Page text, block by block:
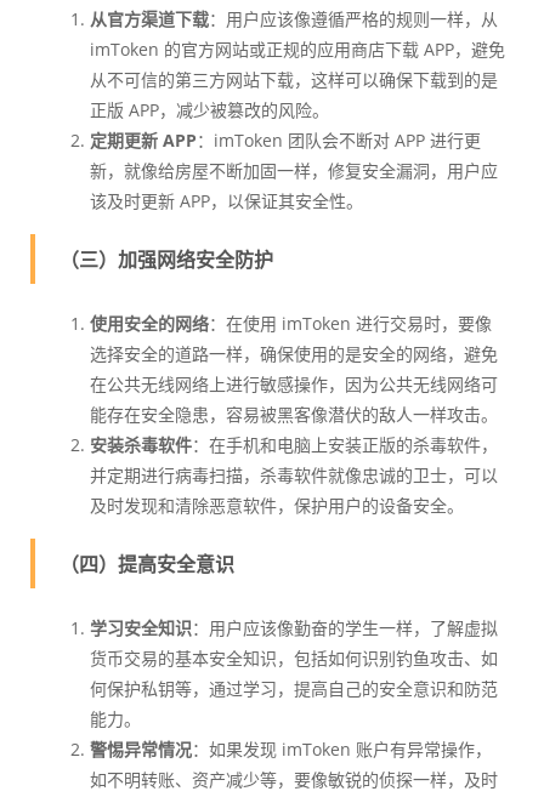
从官方渠道下载：用户应该像遵循严格的规则一样，从
imToken 的官方网站或正规的应用商店下载 APP，避免
从不可信的第三方网站下载，这样可以确保下载到的是
正版 APP，减少被篡改的风险。
定期更新 APP：imToken 团队会不断对 APP 进行更
新，就像给房屋不断加固一样，修复安全漏洞，用户应
该及时更新 APP，以保证其安全性。
（三）加强网络安全防护
使用安全的网络：在使用 imToken 进行交易时，要像
选择安全的道路一样，确保使用的是安全的网络，避免
在公共无线网络上进行敏感操作，因为公共无线网络可
能存在安全隐患，容易被黑客像潜伏的敌人一样攻击。
安装杀毒软件：在手机和电脑上安装正版的杀毒软件，
并定期进行病毒扫描，杀毒软件就像忠诚的卫士，可以
及时发现和清除恶意软件，保护用户的设备安全。
（四）提高安全意识
学习安全知识：用户应该像勤奋的学生一样，了解虚拟
货币交易的基本安全知识，包括如何识别钓鱼攻击、如
何保护私钥等，通过学习，提高自己的安全意识和防范
能力。
警惕异常情况：如果发现 imToken 账户有异常操作，
如不明转账、资产减少等，要像敏锐的侦探一样，及时